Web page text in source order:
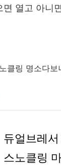
열고 아니
클링 명소다
듀얼브레
스노클링